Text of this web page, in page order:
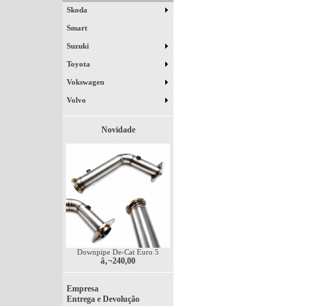
Skoda
Smart
Suzuki
Toyota
Vokswagen
Volvo
Novidade
Downpipe De-Cat Euro 5
â‚¬240,00
Empresa
Entrega e Devolução